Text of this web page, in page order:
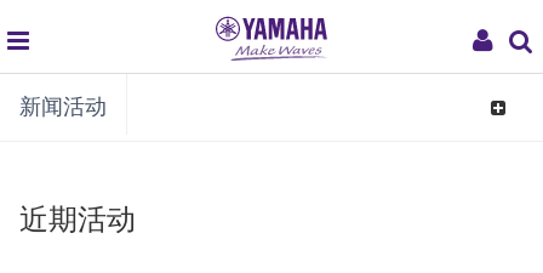
My
global
navigation
新闻活动
Toggle
近期活动